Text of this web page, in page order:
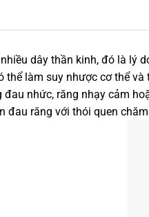
dây thần kinh, đó là lý
thể làm suy nhược cơ thể
đau nhức, răng nhạy cảm
đau răng với thói quen